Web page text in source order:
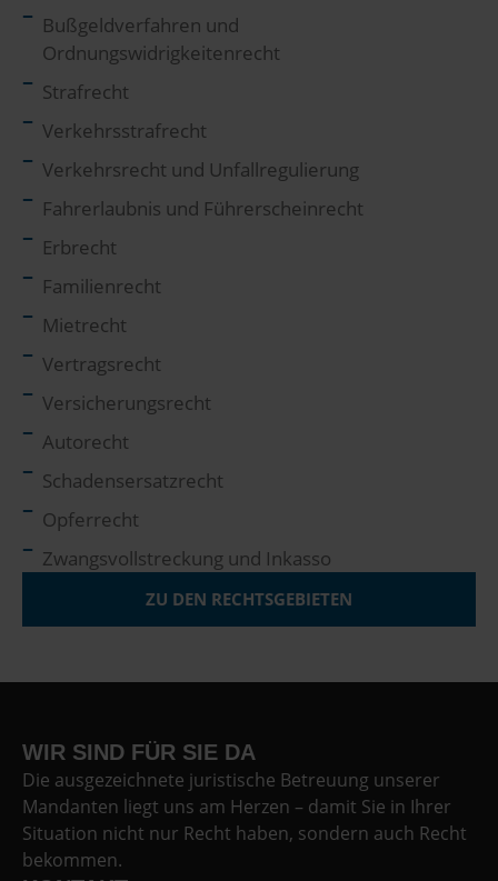
Bußgeldverfahren und
Ordnungswidrigkeitenrecht
Strafrecht
Verkehrsstrafrecht
Verkehrsrecht und Unfallregulierung
Fahrerlaubnis und Führerscheinrecht
Erbrecht
Familienrecht
Mietrecht
Vertragsrecht
Versicherungsrecht
Autorecht
Schadensersatzrecht
Opferrecht
Zwangsvollstreckung und Inkasso
ZU DEN RECHTSGEBIETEN
WIR SIND FÜR SIE DA
Die ausgezeichnete juristische Betreuung unserer
Mandanten liegt uns am Herzen – damit Sie in Ihrer
Situation nicht nur Recht haben, sondern auch Recht
bekommen.